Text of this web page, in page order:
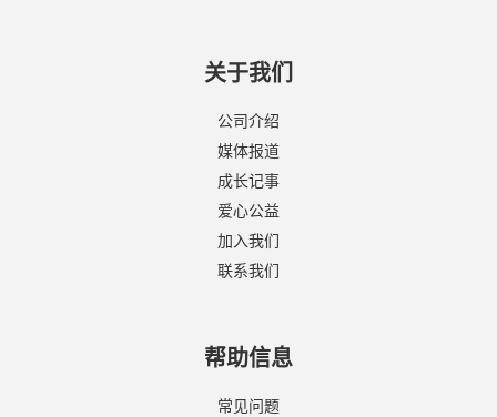
关于我们
公司介绍
媒体报道
成长记事
爱心公益
加入我们
联系我们
帮助信息
常见问题